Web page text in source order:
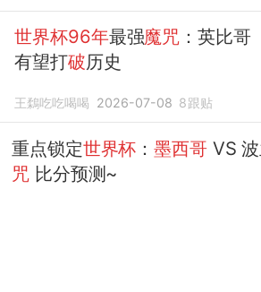
世界杯96年最强魔咒 ：英比哥
有望打破历史
王鶔吃吃喝喝 2026-07-08 8跟贴
重点锁定世界杯 ：墨西哥VS 波
咒 比分预测~